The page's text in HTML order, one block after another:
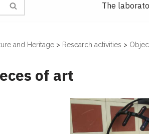
The
and Heritage > Research activities >
of art